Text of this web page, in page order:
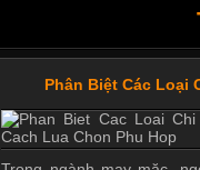
Phân Biệt Các Loại